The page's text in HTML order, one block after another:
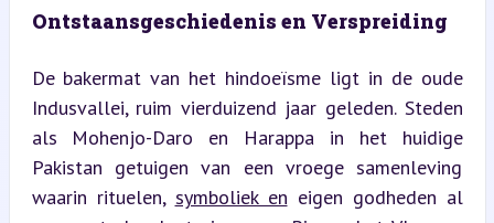
Ontstaansgeschiedenis en Verspreiding
De bakermat van het hindoeïsme ligt in de oude
Indusvallei, ruim vierduizend jaar geleden. Steden
als Mohenjo-Daro en Harappa in het huidige
Pakistan getuigen van een vroege samenleving
waarin rituelen, symboliek en eigen godheden al